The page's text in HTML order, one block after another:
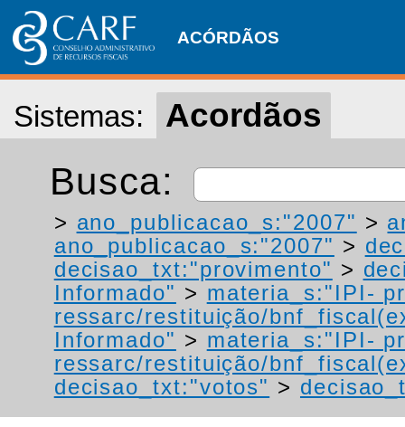
ACÓRDÃOS
Sistemas: Acordãos
Busca:
> ano_publicacao_s:"2007" >
ano_publicacao_s:"2007" >
decisao_txt:"provimento" >
Informado" > materia_s:"IPI-
ressarc/restituição/
Informado" > materia_s:"IPI-
ressarc/restituição/
decisao_txt:"votos" >